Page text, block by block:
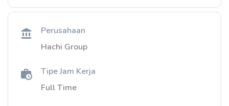
Perusahaan
Hachi Group
Tipe Jam Kerja
Full Time